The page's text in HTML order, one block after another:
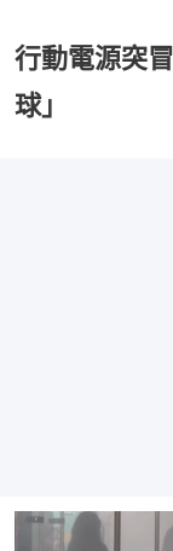
行動電源突
球」